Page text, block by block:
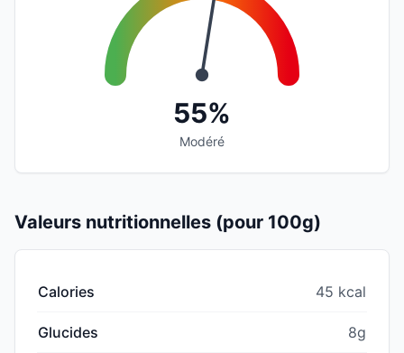
55%
Modéré
Valeurs nutritionnelles (pour 100g)
Calories 45 kcal
Glucides 8g